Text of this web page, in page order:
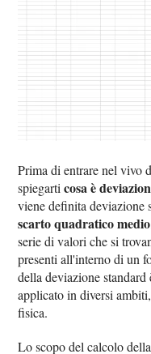
Prima di entrare nel vivo
spiegarticosa è
viene definita deviazione
scarto quadratico medio
serie di valori che si
presenti all'interno di un
della deviazione
applicato in diversi
fisica.
Lo scopo del calcolo